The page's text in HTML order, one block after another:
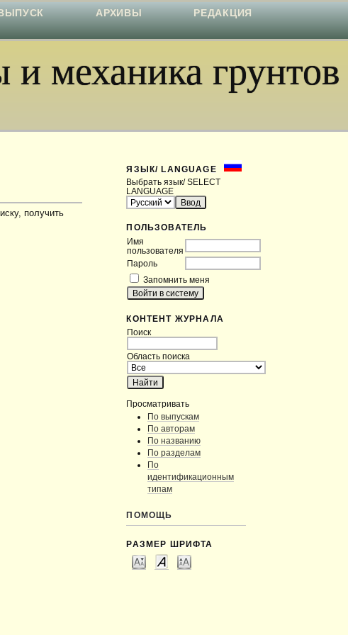
механика грунтов
ЯЗЫК/ LANGUAGE
Выбрать язык/ SELECT
LANGUAGE
ПОЛЬЗОВАТЕЛЬ
Имя
пользователя
Пароль
Запомнить меня
КОНТЕНТ ЖУРНАЛА
Поиск
Область поиска
Просматривать
По выпускам
По авторам
По названию
По разделам
По
идентификационным
типам
ПОМОЩЬ
РАЗМЕР ШРИФТА
АРХИВЫ
РЕДАКЦИЯ
получить